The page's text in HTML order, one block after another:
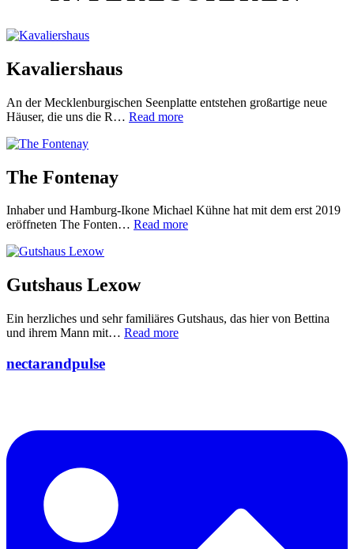
Kavaliershaus
An der Mecklenburgischen Seenplatte entstehen großartige neue
Häuser, die uns die R… Read more
The Fontenay
Inhaber und Hamburg-Ikone Michael Kühne hat mit dem erst 2019
eröffneten The Fonten… Read more
Gutshaus Lexow
Ein herzliches und sehr familiäres Gutshaus, das hier von Bettina
und ihrem Mann mit… Read more
nectarandpulse